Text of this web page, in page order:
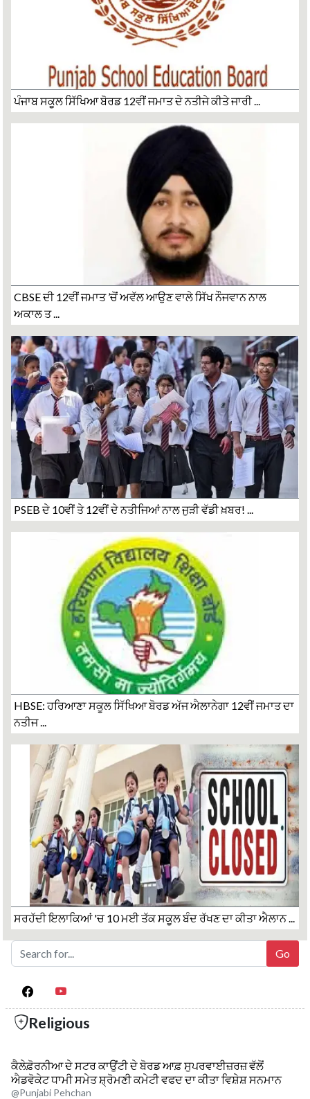
ਪੰਜਾਬ ਸਕੂਲ ਸਿੱਖਿਆ ਬੋਰਡ 12ਵੀਂ ਜਮਾਤ ਦੇ ਨਤੀਜੇ ਕੀਤੇ ਜਾਰੀ ...
CBSE ਦੀ 12ਵੀਂ ਜਮਾਤ ’ਚੋਂ ਅਵੱਲ ਆਉਣ ਵਾਲੇ ਸਿੱਖ ਨੌਜਵਾਨ ਨਾਲ
ਅਕਾਲ ਤ ...
PSEB ਦੇ 10ਵੀਂ ਤੇ 12ਵੀਂ ਦੇ ਨਤੀਜਿਆਂ ਨਾਲ ਜੁੜੀ ਵੱਡੀ ਖ਼ਬਰ! ...
HBSE: ਹਰਿਆਣਾ ਸਕੂਲ ਸਿੱਖਿਆ ਬੋਰਡ ਅੱਜ ਐਲਾਨੇਗਾ 12ਵੀਂ ਜਮਾਤ ਦਾ
ਨਤੀਜ ...
ਸਰਹੱਦੀ ਇਲਾਕਿਆਂ 'ਚ 10 ਮਈ ਤੱਕ ਸਕੂਲ ਬੰਦ ਰੱਖਣ ਦਾ ਕੀਤਾ ਐਲਾਨ ...
Religious
ਕੈਲੇਫ਼ੋਰਨੀਆ ਦੇ ਸਟਰ ਕਾਉਂਟੀ ਦੇ ਬੋਰਡ ਆਫ਼ ਸੁਪਰਵਾਈਜ਼ਰਜ਼ ਵੱਲੋਂ
ਐਡਵੋਕੇਟ ਧਾਮੀ ਸਮੇਤ ਸ਼੍ਰੋਮਣੀ ਕਮੇਟੀ ਵਫਦ ਦਾ ਕੀਤਾ ਵਿਸ਼ੇਸ਼ ਸਨਮਾਨ
@Punjabi Pehchan